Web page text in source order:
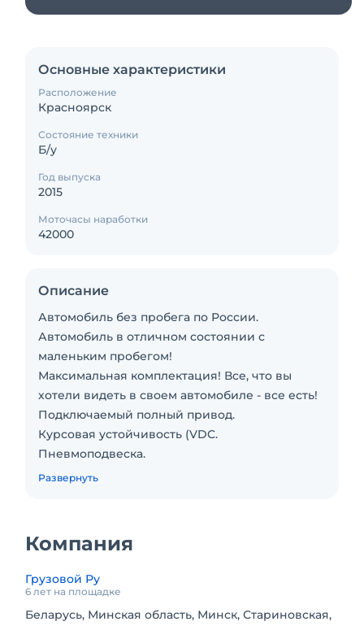
Основные характеристики
Расположение
Красноярск
Состояние техники
Б/у
Год выпуска
2015
Моточасы наработки
42000
Описание
Автомобиль без пробега по России.
Автомобиль в отличном состоянии с
маленьким пробегом!
Максимальная комплектация! Все, что вы
хотели видеть в своем автомобиле - все есть!
Подключаемый полный привод.
Курсовая устойчивость (VDC.
Пневмоподвеска.
Топливный фильтр с подогревом.
Дополнительные ящики-консоли.
Подушки безопасности водителя и пассажира.
Мультируль.
Подогрев руля.
Развернуть
Компания
Грузовой Ру
6 лет на площадке
Беларусь, Минская область, Минск, Стариновская,